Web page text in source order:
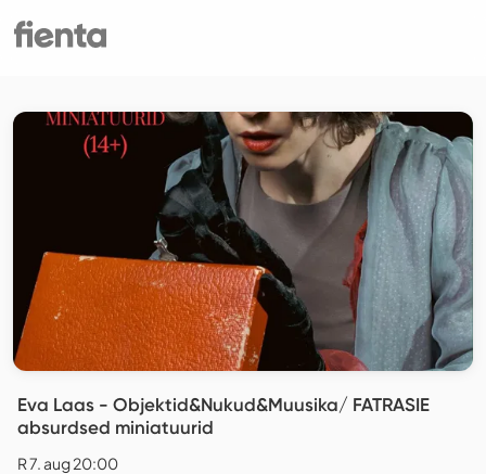
Eva Laas - Objektid&Nukud&Muusika/ FATRASIE
absurdsed miniatuurid
R 7. aug 20:00